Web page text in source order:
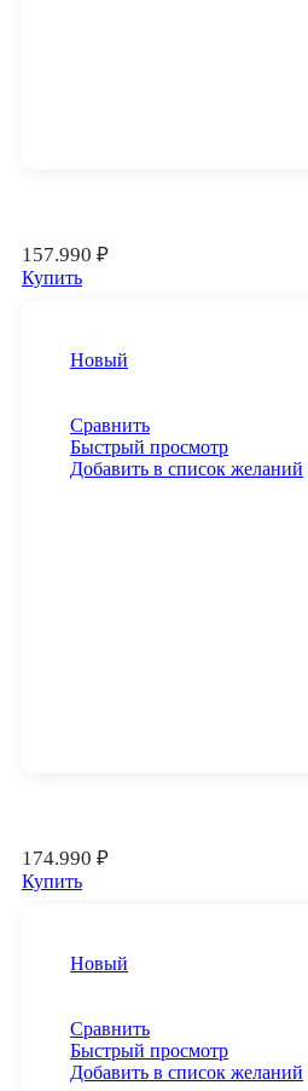
157.990 ₽
Купить
Новый
Сравнить
Быстрый просмотр
Добавить в список желаний
174.990 ₽
Купить
Новый
Сравнить
Быстрый просмотр
Добавить в список желаний